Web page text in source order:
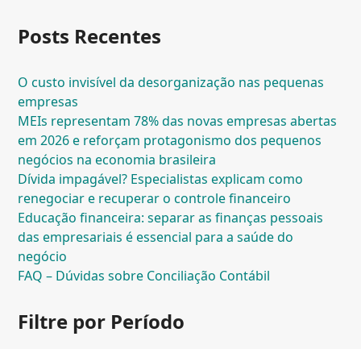
Posts Recentes
O custo invisível da desorganização nas pequenas
empresas
MEIs representam 78% das novas empresas abertas
em 2026 e reforçam protagonismo dos pequenos
negócios na economia brasileira
Dívida impagável? Especialistas explicam como
renegociar e recuperar o controle financeiro
Educação financeira: separar as finanças pessoais
das empresariais é essencial para a saúde do
negócio
FAQ – Dúvidas sobre Conciliação Contábil
Filtre por Período